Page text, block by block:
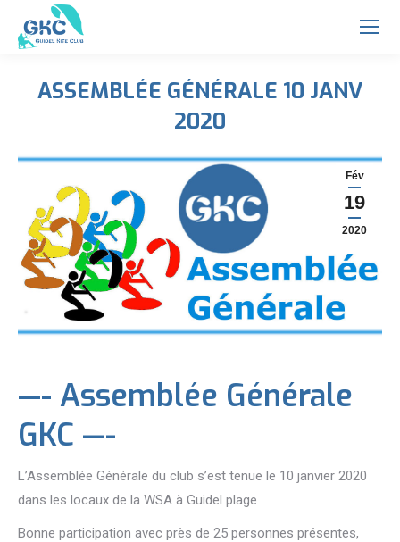
ASSEMBLÉE GÉNÉRALE 10 JANV
2020
Fév
19
2020
—- Assemblée Générale
GKC —-
L’Assemblée Générale du club s’est tenue le 10 janvier 2020
dans les locaux de la WSA à Guidel plage
Bonne participation avec près de 25 personnes présentes,